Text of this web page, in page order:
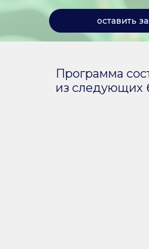
оставить
Программа
из следующих